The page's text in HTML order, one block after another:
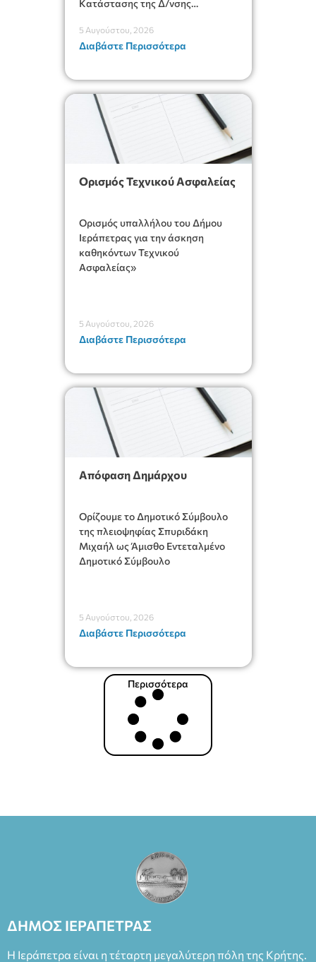
Κατάστασης της Δ/νσης
αποφάσεις, πιστοποιητικά,
πράξεις και χρήση του
“Μητρώο Πολιτών” (Ν.
5314/2026).»
5 Αυγούστου, 2026
Διαβάστε Περισσότερα
Ορισμός Τεχνικού Ασφαλείας
Ορισμός υπαλλήλου του Δήμου
Ιεράπετρας για την άσκηση
καθηκόντων Τεχνικού
Ασφαλείας»
5 Αυγούστου, 2026
Διαβάστε Περισσότερα
Απόφαση Δημάρχου
Ορίζουμε το Δημοτικό Σύμβουλο
της πλειοψηφίας Σπυριδάκη
Μιχαήλ ως Άμισθο Εντεταλμένο
Δημοτικό Σύμβουλο
5 Αυγούστου, 2026
Διαβάστε Περισσότερα
Περισσότερα
ΔΗΜΟΣ ΙΕΡΑΠΕΤΡΑΣ
Η Ιεράπετρα είναι η τέταρτη μεγαλύτερη πόλη της Κρήτης.